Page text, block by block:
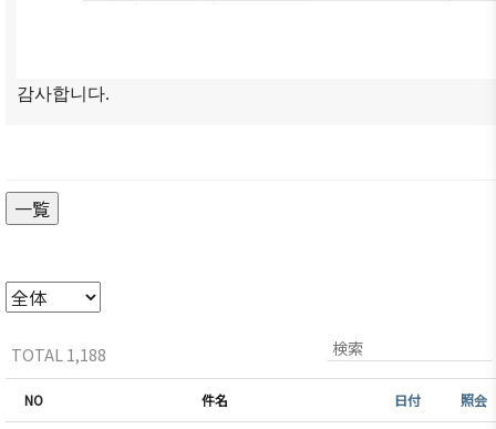
감사합니다.
一覧
TOTAL 1,188
NO 件名 日付 照会